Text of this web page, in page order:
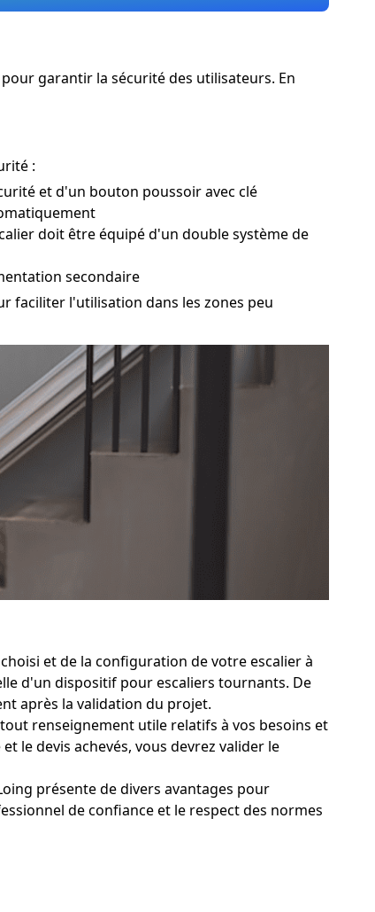
garantir la sécurité des utilisateurs. En
:
et d'un bouton poussoir avec clé
doit être équipé d'un double système de
secondaire
faciliter l'utilisation dans les zones peu
et de la configuration de votre escalier à
d'un dispositif pour escaliers tournants. De
après la validation du projet.
renseignement utile relatifs à vos besoins et
le devis achevés, vous devrez valider le
présente de divers avantages pour
de confiance et le respect des normes